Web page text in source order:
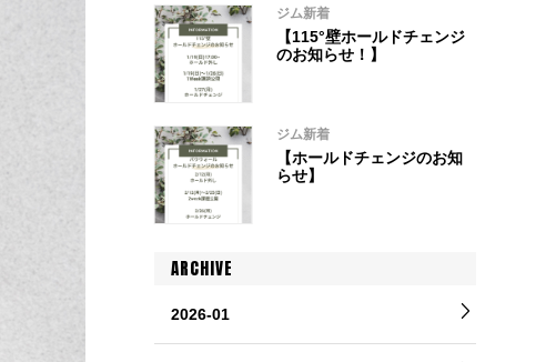
ジム新着
【115°壁ホールドチェンジ
のお知らせ！】
ジム新着
【ホールドチェンジのお知
らせ】
ARCHIVE
2026-01